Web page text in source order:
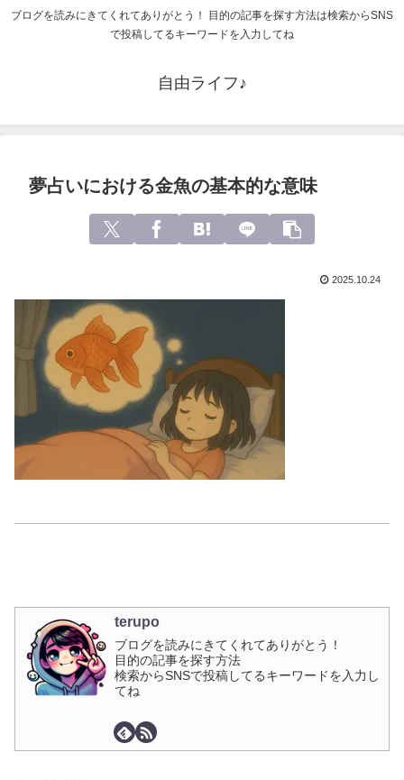
ブログを読みにきてくれてありがとう！ 目的の記事を探す方法は検索からSNS
で投稿してるキーワードを入力してね
自由ライフ♪
夢占いにおける金魚の基本的な意味
2025.10.24
terupo
ブログを読みにきてくれてありがとう！
目的の記事を探す方法
検索からSNSで投稿してるキーワードを入力し
てね